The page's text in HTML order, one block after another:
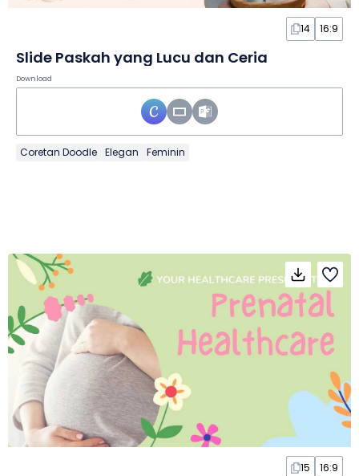
14 16:9
Slide Paskah yang Lucu dan Ceria
Download
Coretan Doodle Elegan Feminin
15 16:9